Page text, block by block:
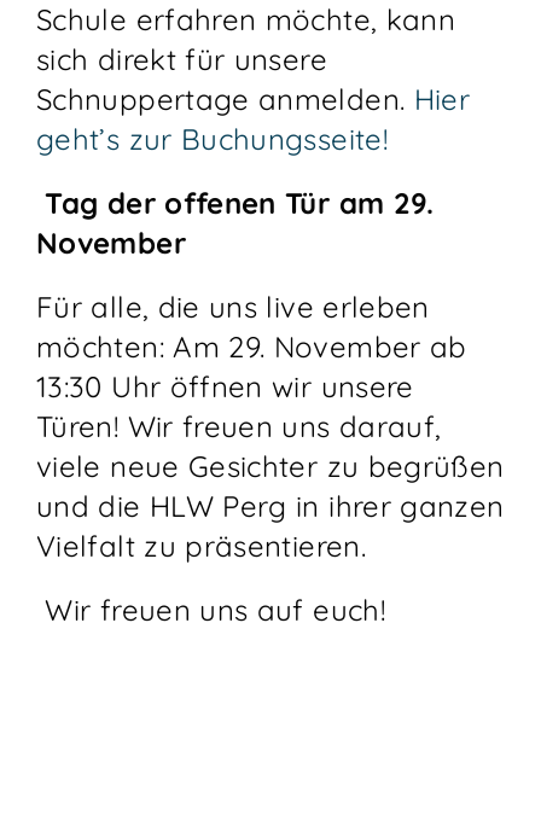
Schule erfahren möchte, kann
sich direkt für unsere
Schnuppertage anmelden. Hier
geht’s zur Buchungsseite!
Tag der offenen Tür am 29.
November
Für alle, die uns live erleben
möchten: Am 29. November ab
13:30 Uhr öffnen wir unsere
Türen! Wir freuen uns darauf,
viele neue Gesichter zu begrüßen
und die HLW Perg in ihrer ganzen
Vielfalt zu präsentieren.
Wir freuen uns auf euch!